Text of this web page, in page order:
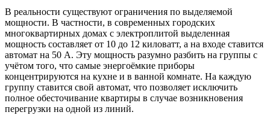
В реальности существуют ограничения по выделяемой
мощности. В частности, в современных городских
многоквартирных домах с электроплитой выделенная
мощность составляет от 10 до 12 киловатт, а на входе ставится
автомат на 50 А. Эту мощность разумно разбить на группы с
учётом того, что самые энергоёмкие приборы
концентрируются на кухне и в ванной комнате. На каждую
группу ставится свой автомат, что позволяет исключить
полное обесточивание квартиры в случае возникновения
перегрузки на одной из линий.